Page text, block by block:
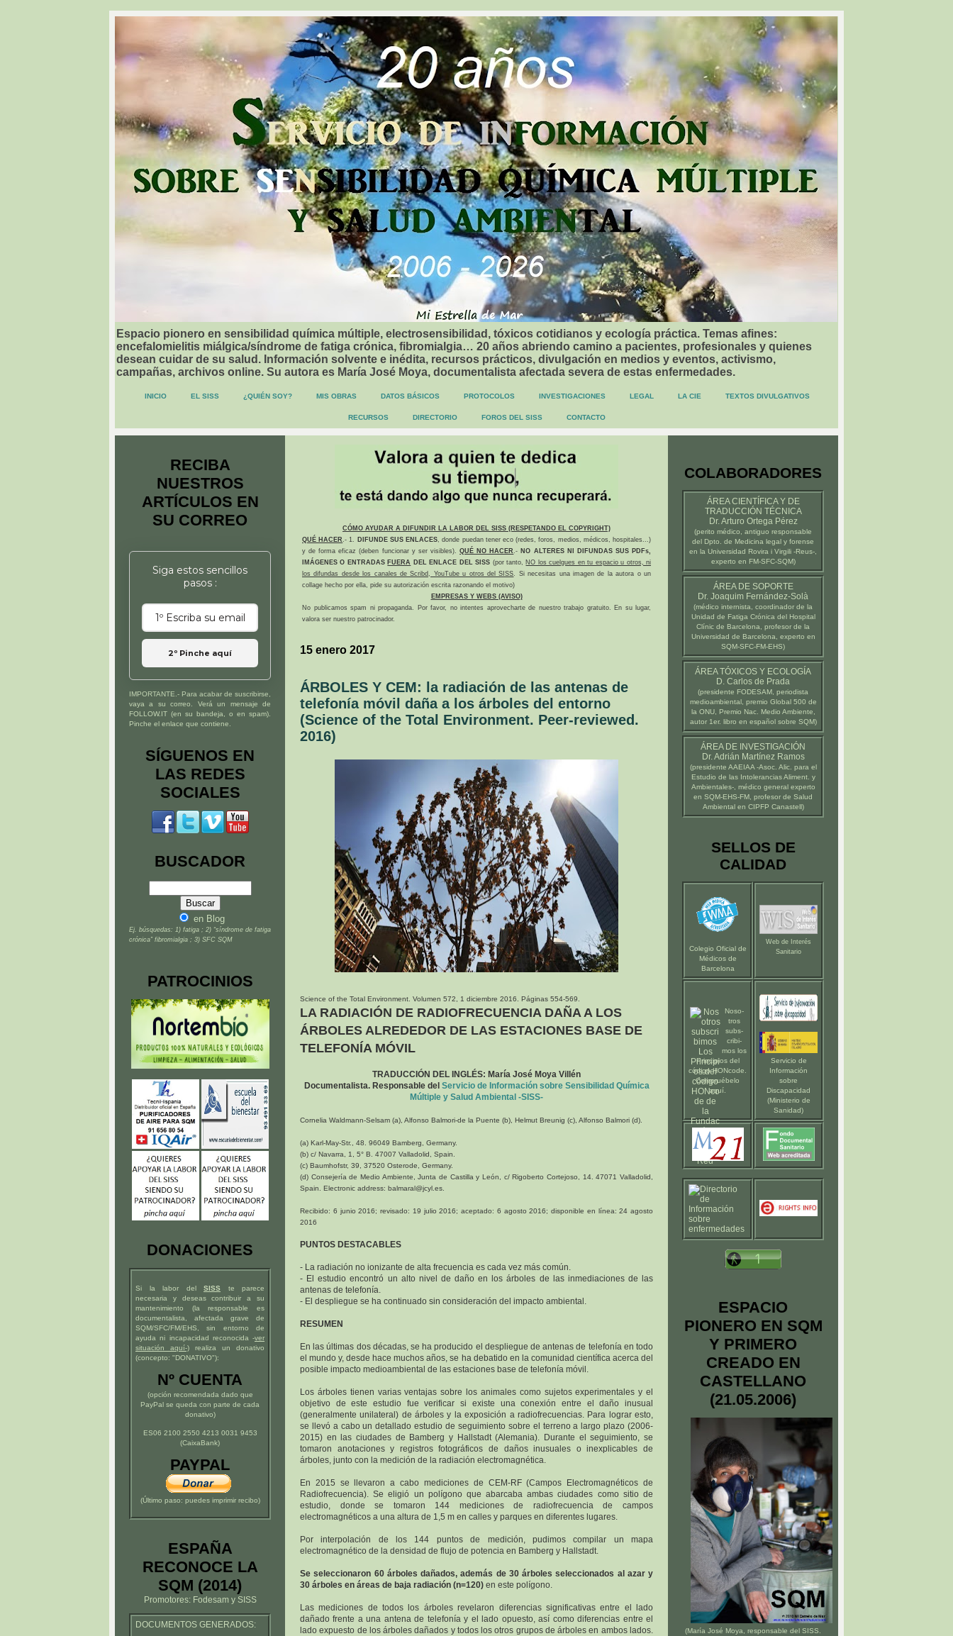
Espacio pionero en sensibilidad química múltiple, electrosensibilidad, tóxicos cotidianos y ecología práctica. Temas afines:
encefalomielitis miálgica/síndrome de fatiga crónica, fibromialgia… 20 años abriendo camino a pacientes, profesionales y quienes
desean cuidar de su salud. Información solvente e inédita, recursos prácticos, divulgación en medios y eventos, activismo,
campañas, archivos online. Su autora es María José Moya, documentalista afectada severa de estas enfermedades.
INICIO EL SISS ¿QUIÉN SOY? MIS OBRAS DATOS BÁSICOS PROTOCOLOS INVESTIGACIONES LEGAL LA CIE TEXTOS DIVULGATIVOS
RECURSOS DIRECTORIO FOROS DEL SISS CONTACTO
CÓMO AYUDAR A DIFUNDIR LA LABOR DEL SISS (RESPETANDO EL COPYRIGHT)
QUÉ HACER.- 1. DIFUNDE SUS ENLACES, donde puedan tener eco (redes, foros, medios, médicos, hospitales...)
y de forma eficaz (deben funcionar y ser visibles).QUÉ NO HACER.- NO ALTERES NI DIFUNDAS SUS PDFs,
IMÁGENES O ENTRADAS FUERA DEL ENLACE DEL SISS (por tanto, NO los cuelgues en tu espacio u otros, ni
los difundas desde los canales de Scribd, YouTube u otros del SISS. Si necesitas una imagen de la autora o un
collage hecho por ella, pide su autorización escrita razonando el motivo)
EMPRESAS Y WEBS (AVISO)
No publicamos spam ni propaganda. Por favor, no intentes aprovecharte de nuestro trabajo gratuito. En su lugar,
valora ser nuestro patrocinador.
15 enero 2017
ÁRBOLES Y CEM: la radiación de las antenas de
telefonía móvil daña a los árboles del entorno
(Science of the Total Environment. Peer-reviewed.
2016)
Science of the Total Environment. Volumen 572, 1 diciembre 2016. Páginas 554-569.
LA RADIACIÓN DE RADIOFRECUENCIA DAÑA A LOS
ÁRBOLES ALREDEDOR DE LAS ESTACIONES BASE DE
TELEFONÍA MÓVIL
TRADUCCIÓN DEL INGLÉS: María José Moya Villén
Documentalista. Responsable del Servicio de Información sobre Sensibilidad Química
Múltiple y Salud Ambiental -SISS-
Cornelia Waldmann-Selsam (a), Alfonso Balmori-de la Puente (b), Helmut Breunig (c), Alfonso Balmori (d).
(a) Karl-May-Str., 48. 96049 Bamberg, Germany.
(b) c/ Navarra, 1, 5° B. 47007 Valladolid, Spain.
(c) Baumhofstr, 39, 37520 Osterode, Germany.
(d) Consejería de Medio Ambiente, Junta de Castilla y León, c/ Rigoberto Cortejoso, 14. 47071 Valladolid,
Spain. Electronic address: balmaral@jcyl.es.
Recibido: 6 junio 2016; revisado: 19 julio 2016; aceptado: 6 agosto 2016; disponible en línea: 24 agosto
2016
PUNTOS DESTACABLES
- La radiación no ionizante de alta frecuencia es cada vez más común.
- El estudio encontró un alto nivel de daño en los árboles de las inmediaciones de las
antenas de telefonía.
- El despliegue se ha continuado sin consideración del impacto ambiental.
RESUMEN
En las últimas dos décadas, se ha producido el despliegue de antenas de telefonía en todo
el mundo y, desde hace muchos años, se ha debatido en la comunidad científica acerca del
posible impacto medioambiental de las estaciones base de telefonía móvil.
Los árboles tienen varias ventajas sobre los animales como sujetos experimentales y el
objetivo de este estudio fue verificar si existe una conexión entre el daño inusual
(generalmente unilateral) de árboles y la exposición a radiofrecuencias. Para lograr esto,
se llevó a cabo un detallado estudio de seguimiento sobre el terreno a largo plazo (2006-
2015) en las ciudades de Bamberg y Hallstadt (Alemania). Durante el seguimiento, se
tomaron anotaciones y registros fotográficos de daños inusuales o inexplicables de
árboles, junto con la medición de la radiación electromagnética.
En 2015 se llevaron a cabo mediciones de CEM-RF (Campos Electromagnéticos de
Radiofrecuencia). Se eligió un polígono que abarcaba ambas ciudades como sitio de
estudio, donde se tomaron 144 mediciones de radiofrecuencia de campos
electromagnéticos a una altura de 1,5 m en calles y parques en diferentes lugares.
Por interpolación de los 144 puntos de medición, pudimos compilar un mapa
electromagnético de la densidad de flujo de potencia en Bamberg y Hallstadt.
Se seleccionaron 60 árboles dañados, además de 30 árboles seleccionados al azar y
30 árboles en áreas de baja radiación (n=120) en este polígono.
Las mediciones de todos los árboles revelaron diferencias significativas entre el lado
dañado frente a una antena de telefonía y el lado opuesto, así como diferencias entre el
lado expuesto de los árboles dañados y todos los otros grupos de árboles en ambos lados.
RECIBA
NUESTROS
ARTÍCULOS EN
SU CORREO
Siga estos sencillos
pasos :
2º Pinche aquí
IMPORTANTE.- Para acabar de suscribirse,
vaya a su correo. Verá un mensaje de
FOLLOW.IT (en su bandeja, o en spam).
Pinche el enlace que contiene.
SÍGUENOS EN
LAS REDES
SOCIALES
BUSCADOR
en Blog
Ej. búsquedas: 1) fatiga ; 2) “síndrome de fatiga
crónica” fibromialgia ; 3) SFC SQM
PATROCINIOS
DONACIONES
Si la labor del SISS te parece
necesaria y deseas contribuir a su
mantenimiento (la responsable es
documentalista, afectada grave de
SQM/SFC/FM/EHS, sin entorno de
ayuda ni incapacidad reconocida -ver
situación aquí-) realiza un donativo
(concepto: "DONATIVO"):
Nº CUENTA
(opción recomendada dado que
PayPal se queda con parte de cada
donativo)
ES06 2100 2550 4213 0031 9453
(CaixaBank)
PAYPAL
(Último paso: puedes imprimir recibo)
ESPAÑA
RECONOCE LA
SQM (2014)
Promotores: Fodesam y SISS
DOCUMENTOS GENERADOS:
COLABORADORES
ÁREA CIENTÍFICA Y DE
TRADUCCIÓN TÉCNICA
Dr. Arturo Ortega Pérez
(perito médico , antiguo responsable
del Dpto. de Medicina legal y forense
en la Universidad Rovira i Virgili -Reus-
experto en FM-SFC-SQM)
ÁREA DE SOPORTE
Dr. Joaquim Fernández-Solà
(médico internista, coordinador de la
Unidad de Fatiga Crónica del Hospital
Clínic de Barcelona , profesor de la
Universidad de Barcelona , experto en
SQM-SFC-FM-EHS)
ÁREA TÓXICOS Y ECOLOGÍA
D. Carlos de Prada
(presidente FODESAM , periodista
medioambiental, premio Global 500 de
la ONU, Premio Nac. Medio Ambiente,
autor 1er. libro en español sobre SQM)
ÁREA DE INVESTIGACIÓN
Dr. Adrián Martínez Ramos
(presidente AAEIAA-Asoc. Alic. para el
Estudio de las Intolerancias Aliment. y
Ambientales-, médico general experto
en SQM-EHS-FM, profesor de Salud
Ambiental en CIPFP Canastell)
SELLOS DE
CALIDAD
Colegio Oficial de
Médicos de
Barcelona
Web de Interés
Sanitario
Noso-
tros
subs-
cribi-
mos los
Principios del
código HONcode
Compruébelo
aquí
Servicio de
Información
sobre
Discapacidad
(Ministerio de
Sanidad)
ESPACIO
PIONERO EN SQM
Y PRIMERO
CREADO EN
CASTELLANO
(21.05.2006)
(María José Moya, responsable del SISS